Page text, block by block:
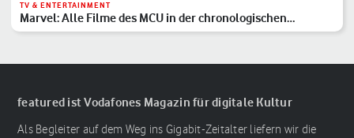
TV & ENTERTAINMENT
Marvel: Alle Filme des MCU in der chronologischen
Reihenfolge
featured ist Vodafones Magazin für digitale Kultur
Als Begleiter auf dem Weg ins Gigabit-Zeitalter liefern wir die